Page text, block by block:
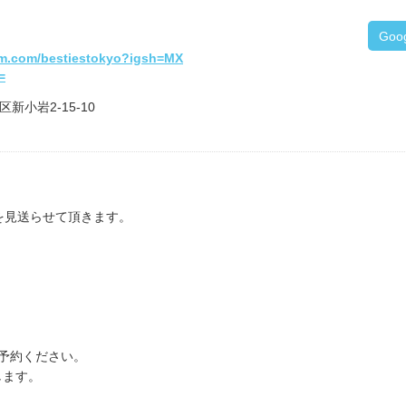
bestiestokyo?igsh=MX
新小岩2-15-10
送らせて頂きます。
約ください。
す。